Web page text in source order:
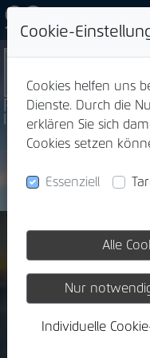
Ankauf von
sowie
20 Jahren.
Cookie-
Cookies helfen uns
Dienste. Durch die
erklären Sie sich
Cookies setzen
Essenziell
Alle
Nur
Individuelle